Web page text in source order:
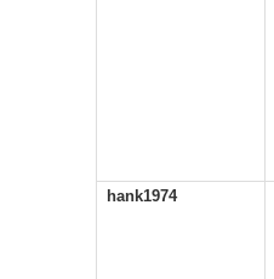
hank1974